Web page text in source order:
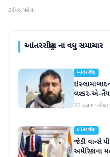
2 દિવસ પહેલા
આંતરરાષ્ટ્રીયના વધુ સમાચાર
આંતરરાષ્ટ્રીય
લશ્કર-એ-
સંજોગોમાં મોત
22 કલાક પહેલા
આંતરરાષ્ટ્રીય
જેડી વાન્સે
અમેરિકાના